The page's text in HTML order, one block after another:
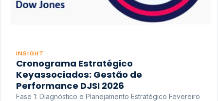
INSIGHT
Cronograma Estratégico
Keyassociados: Gestão de
Performance DJSI 2026
Fase 1: Diagnóstico e Planejamento Estratégico Fevereiro